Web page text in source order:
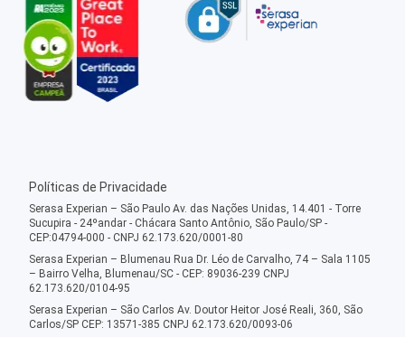
Políticas de Privacidade
Serasa Experian – São Paulo Av. das Nações Unidas, 14.401 - Torre
Sucupira - 24ºandar - Chácara Santo Antônio, São Paulo/SP -
CEP:04794-000 - CNPJ 62.173.620/0001-80
Serasa Experian – Blumenau Rua Dr. Léo de Carvalho, 74 – Sala 1105
– Bairro Velha, Blumenau/SC - CEP: 89036-239 CNPJ
62.173.620/0104-95
Serasa Experian – São Carlos Av. Doutor Heitor José Reali, 360, São
Carlos/SP CEP: 13571-385 CNPJ 62.173.620/0093-06